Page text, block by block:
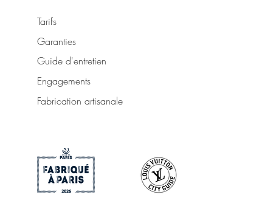
Tarifs
Garanties
Guide d'entretien
Engagements
Fabrication artisanale